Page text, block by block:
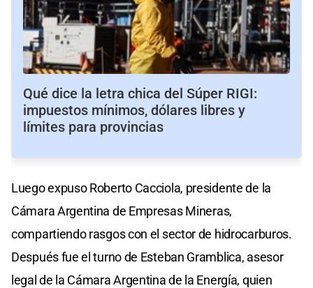
Qué dice la letra chica del Súper RIGI:
impuestos mínimos, dólares libres y
límites para provincias
Luego expuso Roberto Cacciola, presidente de la
Cámara Argentina de Empresas Mineras,
compartiendo rasgos con el sector de hidrocarburos.
Después fue el turno de Esteban Gramblica, asesor
legal de la Cámara Argentina de la Energía, quien